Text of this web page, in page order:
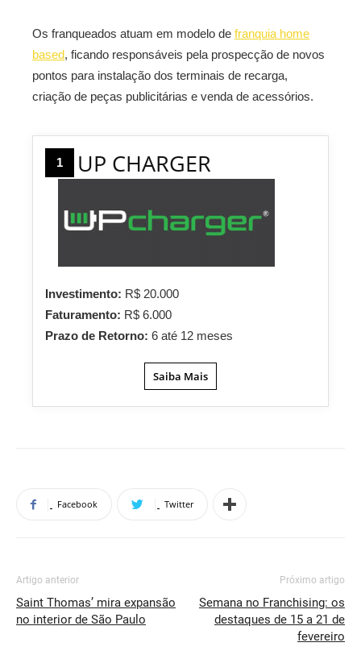
Os franqueados atuam em modelo de franquia home
based, ficando responsáveis pela prospecção de novos
pontos para instalação dos terminais de recarga,
criação de peças publicitárias e venda de acessórios.
1 UP CHARGER
Investimento: R$ 20.000
Faturamento: R$ 6.000
Prazo de Retorno: 6 até 12 meses
Saiba Mais
Facebook Twitter
Artigo anterior
Saint Thomas’ mira expansão
no interior de São Paulo
Próximo artigo
Semana no Franchising: os
destaques de 15 a 21 de
fevereiro